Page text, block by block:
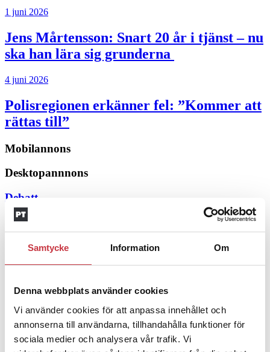
Samtycke Information Om
Denna webbplats använder cookies
Vi använder cookies för att anpassa innehållet och
annonserna till användarna, tillhandahålla funktioner för
sociala medier och analysera vår trafik. Vi
1 juni 2026
Jens Mårtensson: Snart 20 år i tjänst – nu
ska han lära sig grunderna
4 juni 2026
Polisregionen erkänner fel: ”Kommer att
rättas till”
Mobilannons
Desktopannnons
Debatt
9 juli 2026
Slutreplik:
Det handlar om
kunskapsstyrning – inte om forskarnas
8 juli 2026
Replik:Det är inte evidenskrav som
bakbinder polisen